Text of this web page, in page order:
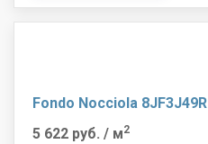
Fondo Nocciola 8JF3J49R
5 622 руб. / м2